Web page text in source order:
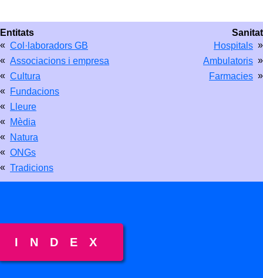
Sanitat
Hospitals »
Ambulatoris »
Farmacies »
Entitats
« Col·laboradors GB
« Associacions i empresa
« Cultura
« Fundacions
«
Lleure
« Mèdia
« Natura
« ONGs
« Tradicions
INDEX